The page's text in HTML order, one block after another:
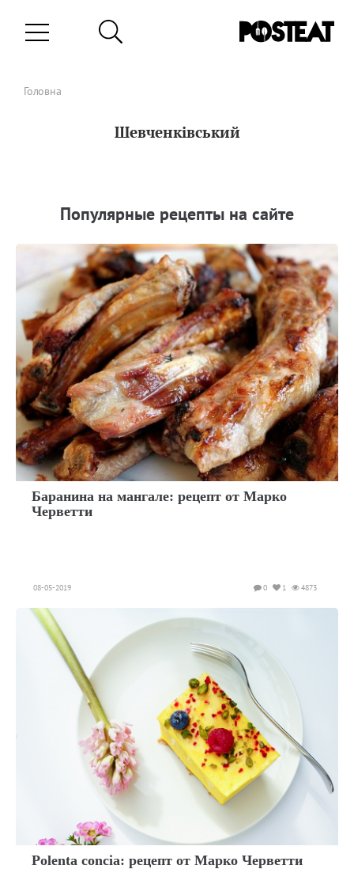
Головна
Шевченківський
Популярные рецепты на сайте
Баранина на мангале: рецепт от Марко
Черветти
08-05-2019 4873
1
0
Polenta concia: рецепт от Марко Черветти